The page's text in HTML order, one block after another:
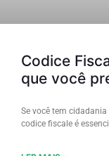
Codice
que você
Se você tem
codice fiscale é